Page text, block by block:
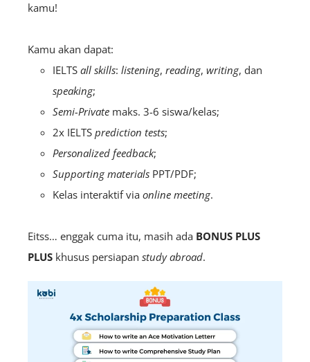
kamu!
Kamu akan dapat:
IELTS all skills: listening, reading, writing, dan
speaking;
Semi-Private maks. 3-6 siswa/kelas;
2x IELTS prediction tests;
Personalized feedback;
Supporting materials PPT/PDF;
Kelas interaktif via online meeting.
Eitss… enggak cuma itu, masih ada BONUS PLUS
PLUS khusus persiapan study abroad.